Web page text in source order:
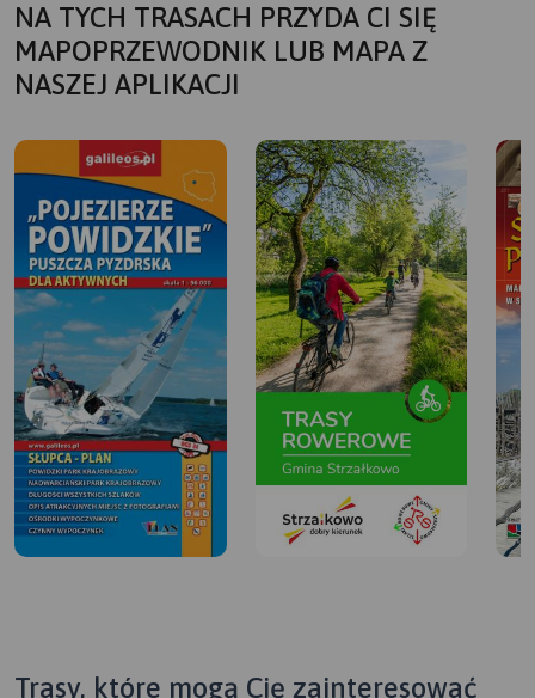
NA TYCH TRASACH PRZYDA CI SIĘ
MAPOPRZEWODNIK LUB MAPA Z
NASZEJ APLIKACJI
Trasy, które mogą Cię zainteresować